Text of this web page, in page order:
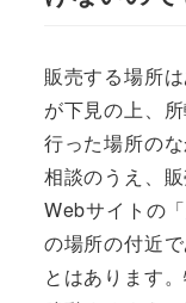
販売する場所
が下見の上、
行った場所の
相談のうえ、
Webサイトの「
の場所の付近
とはあります